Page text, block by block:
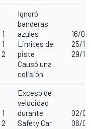
1
1
2
Ignoró
banderas
azules
Limites de
piste
Causó una
colisión
16/
25/
29/
1
2
Exceso de
velocidad
durante
Safety Car
02/
06/